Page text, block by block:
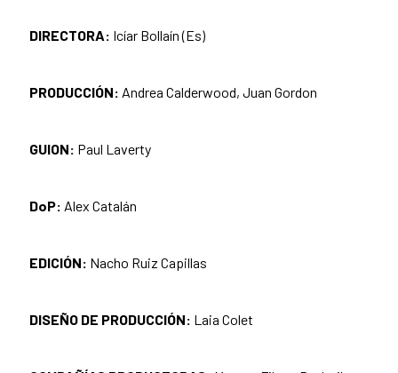
DIRECTORA: Icíar Bollaín (Es)
PRODUCCIÓN: Andrea Calderwood, Juan Gordon
GUION: Paul Laverty
DoP: Alex Catalán
EDICIÓN: Nacho Ruiz Capillas
DISEÑO DE PRODUCCIÓN: Laia Colet